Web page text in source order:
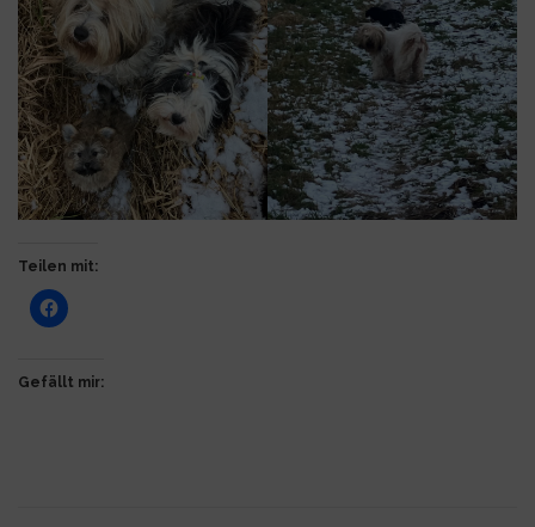
Teilen mit:
Gefällt mir: